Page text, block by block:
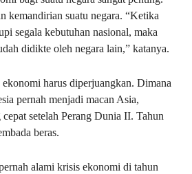
kemandirian suatu negara. “Ketika
segala kebutuhan nasional, maka
didikte oleh negara lain,” katanya.
harus diperjuangkan. Dimana
pernah menjadi macan Asia,
setelah Perang Dunia II. Tahun
beras.
alami krisis ekonomi di tahun